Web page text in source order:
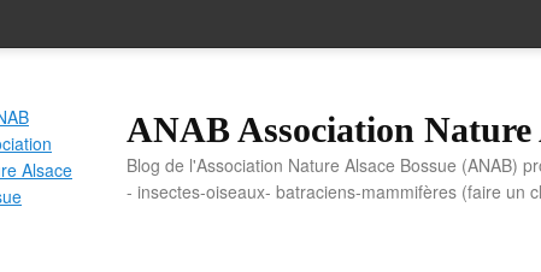
ANAB Association Nature
Blog de l'Association Nature Alsace Bossue (ANAB)
- insectes-oiseaux- batraciens-mammifères (faire un